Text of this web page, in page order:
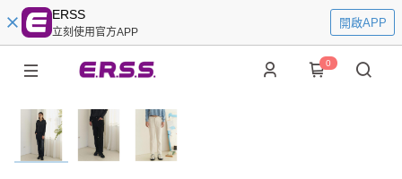
ERSS
立刻使用官方APP
開啟APP
0